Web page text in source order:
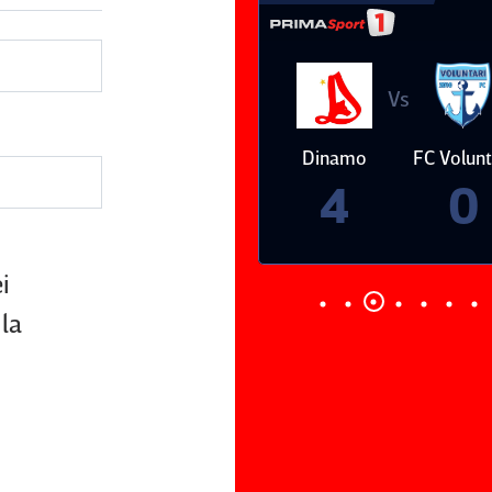
FC Voluntari
Petrolul